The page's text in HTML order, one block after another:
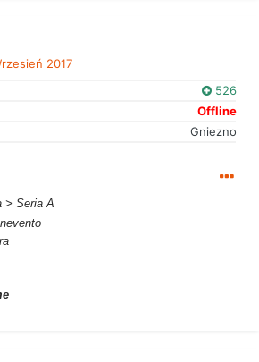
2017
526
Offline
Gniezno
> Seria A